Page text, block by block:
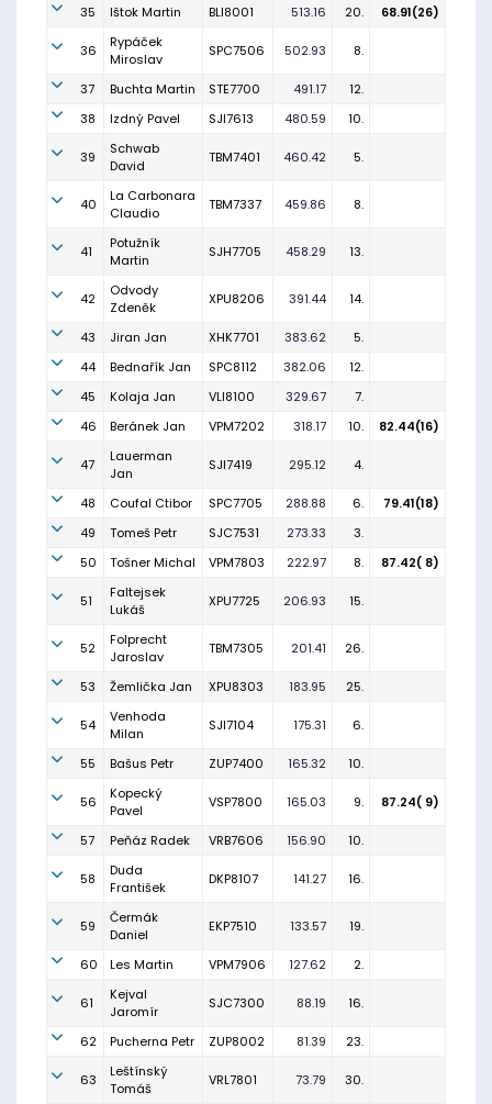
35
Ištok Martin BLI8001 513.16 20. 68.91(26)
36
Rypáček
Miroslav
SPC7506 502.93 8.
37 Buchta Martin STE7700 491.17
12.
38
Izdný Pavel SJI7613 480.59 10.
39
Schwab
David
TBM7401 460.42 5.
40
La Carbonara
Claudio
TBM7337 459.86 8.
41
Potužník
Martin
SJH7705 458.29 13.
42
Odvody
Zdeněk
XPU8206 391.44 14.
43 Jiran Jan XHK7701 383.62
5.
44
Bednařík Jan SPC8112 382.06
12.
45
Kolaja Jan VLI8100 329.67
7.
46
Beránek Jan VPM7202 318.17 10. 82.44(16)
47
Lauerman
Jan
SJI7419 295.12 4.
48 Coufal Ctibor SPC7705 288.88 6.
79.41(18)
49
Tomeš Petr SJC7531 273.33
3.
50
Tošner Michal VPM7803 222.97 8. 87.42( 8)
51
Faltejsek
Lukáš
XPU7725 206.93 15.
52
Folprecht
Jaroslav
TBM7305 201.41 26.
53 Žemlička Jan XPU8303 183.95 25.
54
Venhoda
Milan
SJI7104 175.31 6.
55 Bašus Petr ZUP7400 165.32 10.
56
Kopecký
Pavel
VSP7800 165.03 9. 87.24( 9)
57 Peňáz Radek VRB7606 156.90 10.
58
Duda
František
DKP8107 141.27 16.
59
Čermák
Daniel
EKP7510 133.57 19.
60 Les Martin VPM7906 127.62 2.
61
Kejval
Jaromír
SJC7300 88.19 16.
62 Pucherna Petr ZUP8002 81.39 23.
63
Leštínský
Tomáš
VRL7801 73.79 30.